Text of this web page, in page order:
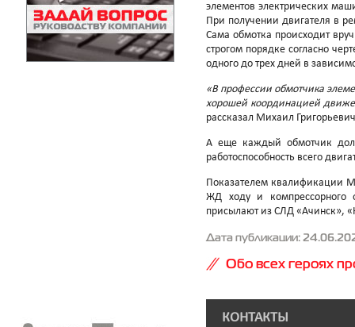
элементов электрических
При получении двигателя в
Сама обмотка происходит
строгом порядке согласно
одного до трех дней в
«В профессии обмотчика
хорошей координацией
рассказал Михаил
А еще каждый обмотчик
работоспособность всего
Показателем квалификации
ЖД ходу и компрессорного
присылают из СЛД «Ачинск»,
Дата публикации:
Обо всех героях
КОНТАКТЫ